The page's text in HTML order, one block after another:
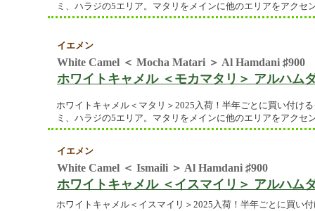
ミ、ハラジの5エリア。マタリをメインに他のエリアをアクセ
イエメン
White Camel ＜ Mocha Matari ＞ Al Hamdani ♯900
ホワイトキャメル ＜モカマタリ＞ アルハム
ホワイトキャメル＜マタリ＞2025入荷！半年ごとに買い付け
ミ、ハラジの5エリア。マタリをメインに他のエリアをアクセ
イエメン
White Camel ＜ Ismaili ＞ Al Hamdani ♯900
ホワイトキャメル ＜イスマイリ＞ アルハム
ホワイトキャメル＜イスマイリ＞2025入荷！半年ごとに買い